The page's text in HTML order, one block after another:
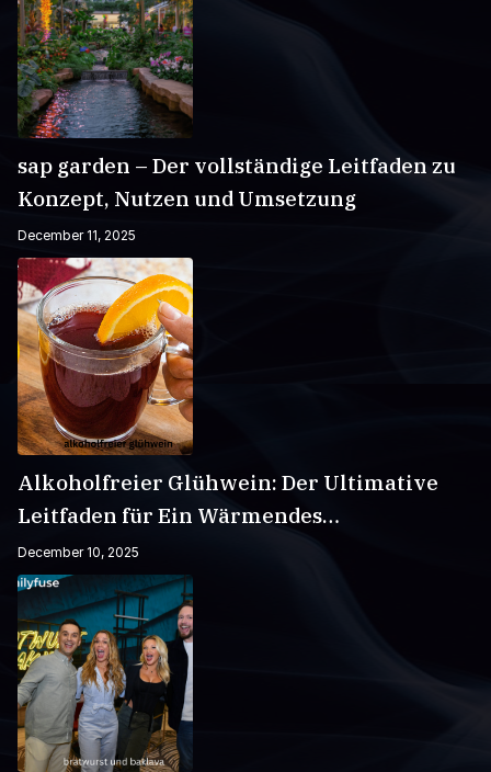
sap garden – Der vollständige Leitfaden zu
Konzept, Nutzen und Umsetzung
December 11, 2025
Alkoholfreier Glühwein: Der Ultimative
Leitfaden für Ein Wärmendes
Wintergetränk
December 10, 2025